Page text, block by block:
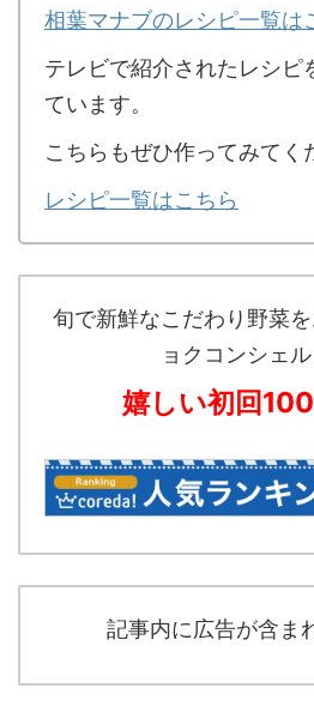
相葉マナブのレシピ一覧は
テレビで紹介されたレシピ
ています。
こちらもぜひ作ってみてく
レシピ一覧はこちら
旬で新鮮なこだわり野菜
ョクコンシェル
嬉しい初回
記事内に広告が含ま